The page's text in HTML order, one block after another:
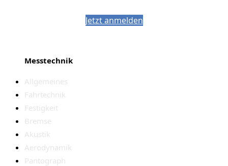
Jetzt anmelden
Messtechnik
Allgemeines
Fahrtechnik
Festigkeit
Bremse
Akustik
Aerodynamik
Pantograph